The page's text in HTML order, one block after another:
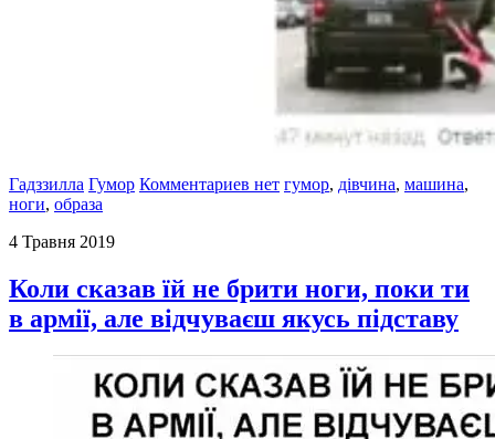
Гадззилла Гумор Комментариев нет гумор, дівчина, машина,
ноги, образа
4 Травня 2019
Коли сказав їй не брити ноги, поки ти
в армії, але відчуваєш якусь підставу